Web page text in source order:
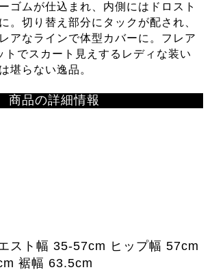
ゴムが仕込まれ、内側にはドロスト
。切り替え部分にタックが配され、
アなラインで体型カバーに。フレア
トでスカート見えするレディな装い
堪らない逸品。
商品の詳細情報
スト幅 35-57cm ヒップ幅 57cm
裾幅 63.5cm